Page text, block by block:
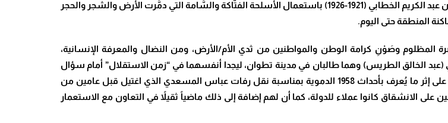
والاستعمار، وتحالف الاستعمار للقضاء على تجربة المقاومة التي قادها محمد بن عبد الكريم الخطابي (1921-1926) باستعمال الأسلحة الفتَّاكة والسَّامة التي دمَّرت الأرض والشجر والحجر
المنطقة حتى اليوم.
المظلوم وصَوْنِ كرامة الوطن والمواطنين من ثدي الأم/الأرض، ومن النضال والمعرفة الإنسانية،
الخالق الطريس) وهما طالبان في مدينة تطوان، ليجدا أنفسهما في “زمن الاستقلال” أمام سؤال
“ما العمل؟” بخصوص البَطش والقتل والدماء التي تُسفك في منطقة الريف على إثر ما يُعرف بأحداث 1958 الدموية بمناسبة نقل رفات عباس المسعدي الذي اغتيل قبل عامين من
على الانشقاق كانوا عملاء للدولة، كما أن لهم إضافة إلى ذلك ماضياً ثقيلاً في التعاون مع الاستعمار